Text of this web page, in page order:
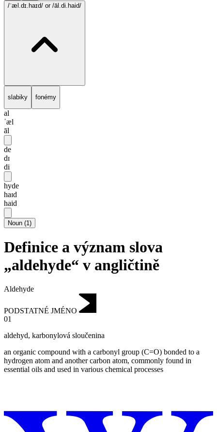
/ˈæl.dɪ.haɪd/ or /āl.di.haid/
slabiky fonémy
al
ˈæl
āl
de
dɪ
di
hyde
haɪd
haid
Noun (1)
Definice a význam slova
„aldehyde“ v angličtině
Aldehyde
PODSTATNÉ JMÉNO
01
aldehyd, karbonylová sloučenina
an organic compound with a carbonyl group (C=O) bonded to a
hydrogen atom and another carbon atom, commonly found in
essential oils and used in various chemical processes